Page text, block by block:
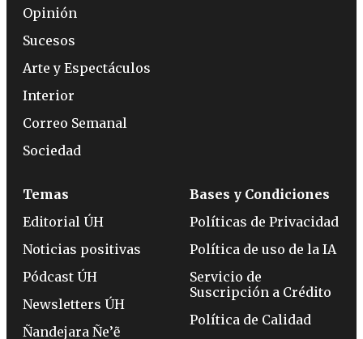
Opinión
Sucesos
Arte y Espectáculos
Interior
Correo Semanal
Sociedad
Temas
Editorial ÚH
Noticias positivas
Pódcast ÚH
Newsletters ÚH
Ñandejara Ñe’ẽ
Bases y Condiciones
Políticas de Privacidad
Política de uso de la IA
Servicio de
Suscripción a Crédito
Política de Calidad